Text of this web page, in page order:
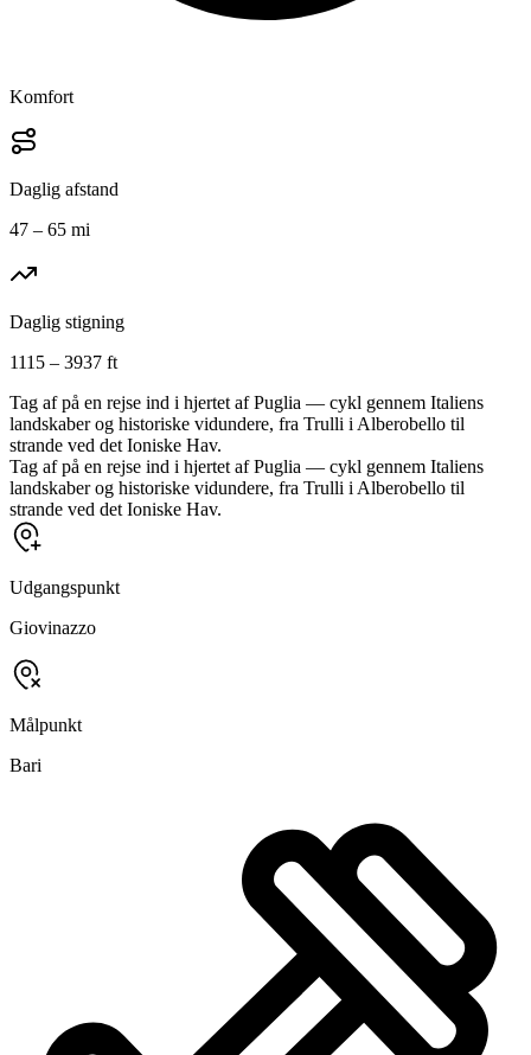
Komfort
Daglig afstand
47 – 65 mi
Daglig stigning
1115 – 3937 ft
Tag af på en rejse ind i hjertet af Puglia — cykl gennem Italiens
landskaber og historiske vidundere, fra Trulli i Alberobello til
strande ved det Ioniske Hav.
Tag af på en rejse ind i hjertet af Puglia — cykl gennem Italiens
landskaber og historiske vidundere, fra Trulli i Alberobello til
strande ved det Ioniske Hav.
Udgangspunkt
Giovinazzo
Målpunkt
Bari